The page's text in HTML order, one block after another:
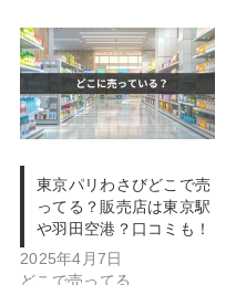
東京パリわさびどこで売
ってる？販売店は東京駅
や羽田空港？口コミも！
2025年4月7日
どこで売ってる